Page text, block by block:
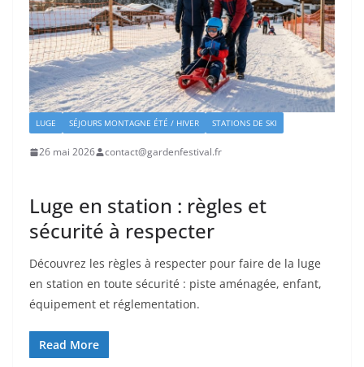
LUGE SÉJOURS MONTAGNE ÉTÉ / HIVER STATIONS DE SKI
26 mai 2026 contact@gardenfestival.fr
Luge en station : règles et
sécurité à respecter
Découvrez les règles à respecter pour faire de la luge
en station en toute sécurité : piste aménagée, enfant,
équipement et réglementation.
Read More